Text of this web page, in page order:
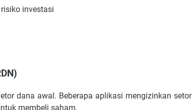
investasi
dana awal. Beberapa aplikasi mengizinkan setor
membeli saham.